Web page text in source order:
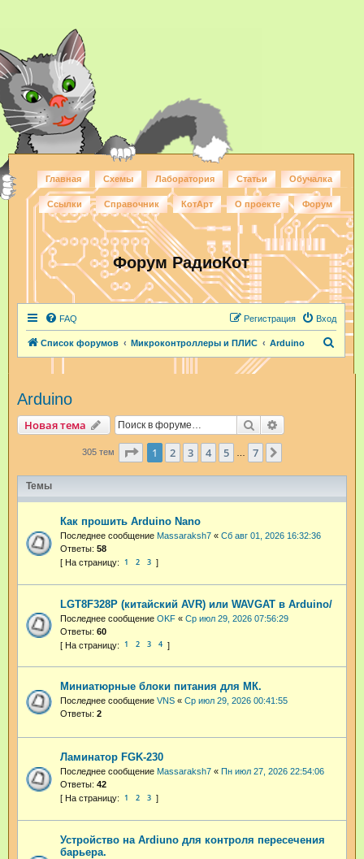
Главная Схемы Лаборатория Статьи Обучалка
Ссылки Справочник КотАрт О проекте Форум
Форум РадиоКот
FAQ Вход
Регистрация
Список форумов Микроконтроллеры и ПЛИС Arduino
Arduino
Новая тема Поиск
305 тем Страница из
1 2 3 4 5 7
Темы
Как прошить Arduino Nano
Последнее сообщение Massaraksh7 « Сб авг 01, 2026 16:32:36
Ответы: 58
1 2 3
LGT8F328P (китайский AVR) или WAVGAT в Arduino/
Последнее сообщение OKF « Ср июл 29, 2026 07:56:29
Ответы: 60
1 2 3 4
Миниатюрные блоки питания для МК.
Последнее сообщение VNS « Ср июл 29, 2026 00:41:55
Ответы: 2
Ламинатор FGK-230
Последнее сообщение Massaraksh7 « Пн июл 27, 2026 22:54:06
Ответы: 42
1 2 3
Устройство на Ardiuno для контроля пересечения
барьера.